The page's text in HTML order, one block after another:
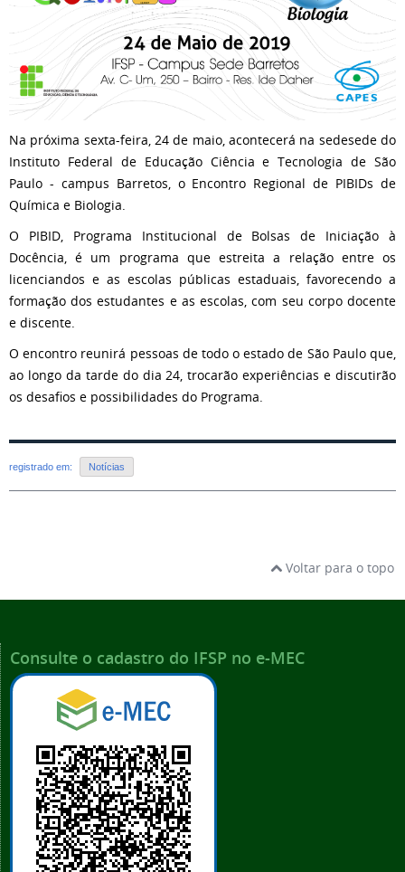
Na próxima sexta-feira, 24 de maio, acontecerá na sedesede do
Instituto Federal de Educação Ciência e Tecnologia de São
Paulo - campus Barretos, o Encontro Regional de PIBIDs de
Química e Biologia.
O PIBID, Programa Institucional de Bolsas de Iniciação à
Docência, é um programa que estreita a relação entre os
licenciandos e as escolas públicas estaduais, favorecendo a
formação dos estudantes e as escolas, com seu corpo docente
e discente.
O encontro reunirá pessoas de todo o estado de São Paulo que,
ao longo da tarde do dia 24, trocarão experiências e discutirão
os desafios e possibilidades do Programa.
registrado em: Notícias
Voltar para o topo
Consulte o cadastro do IFSP no e-MEC